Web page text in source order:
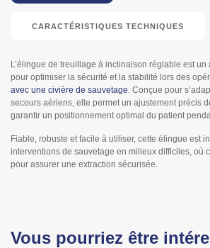
CARACTÉRISTIQUES TECHNIQUES
L’élingue de treuillage à inclinaison réglable est un
pour optimiser la sécurité et la stabilité lors des
avec une civière de sauvetage. Conçue pour
secours aériens, elle permet un ajustement précis
garantir un positionnement optimal du patient
Fiable, robuste et facile à utiliser, cette élingue est
interventions de sauvetage en milieux difficiles, où
pour assurer une extraction sécurisée.
Vous pourriez être